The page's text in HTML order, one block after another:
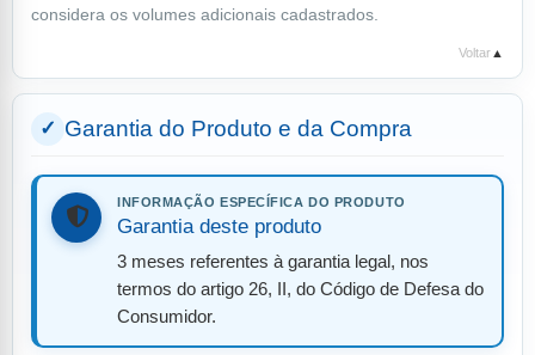
considera os volumes adicionais cadastrados.
Voltar ▲
Garantia do Produto e da Compra
INFORMAÇÃO ESPECÍFICA DO PRODUTO
Garantia deste produto
3 meses referentes à garantia legal, nos
termos do artigo 26, II, do Código de Defesa do
Consumidor.